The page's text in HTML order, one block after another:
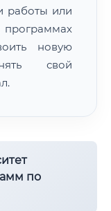
работы или
программах
новую
свой
по